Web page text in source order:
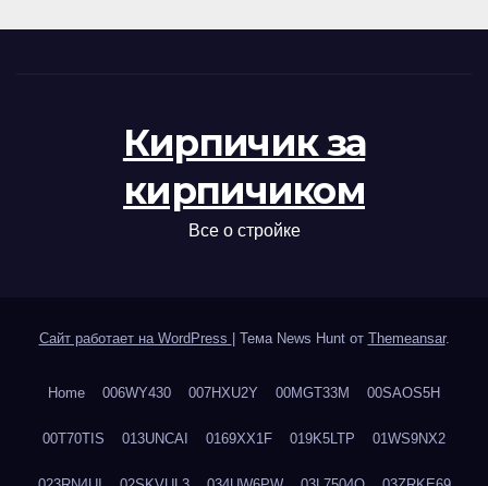
Кирпичик за
кирпичиком
Все о стройке
Сайт работает на WordPress Тема News Hunt от Themeansar.
Home 006WY430 007HXU2Y 00MGT33M 00SAOS5H
00T70TIS 013UNCAI 0169XX1F 019K5LTP 01WS9NX2